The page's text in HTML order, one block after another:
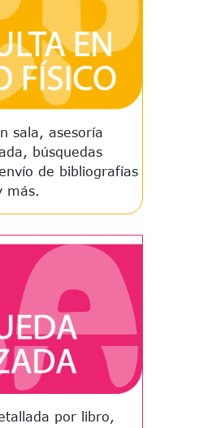
sala, asesoría
búsquedas
de bibliografías
más.
por libro,